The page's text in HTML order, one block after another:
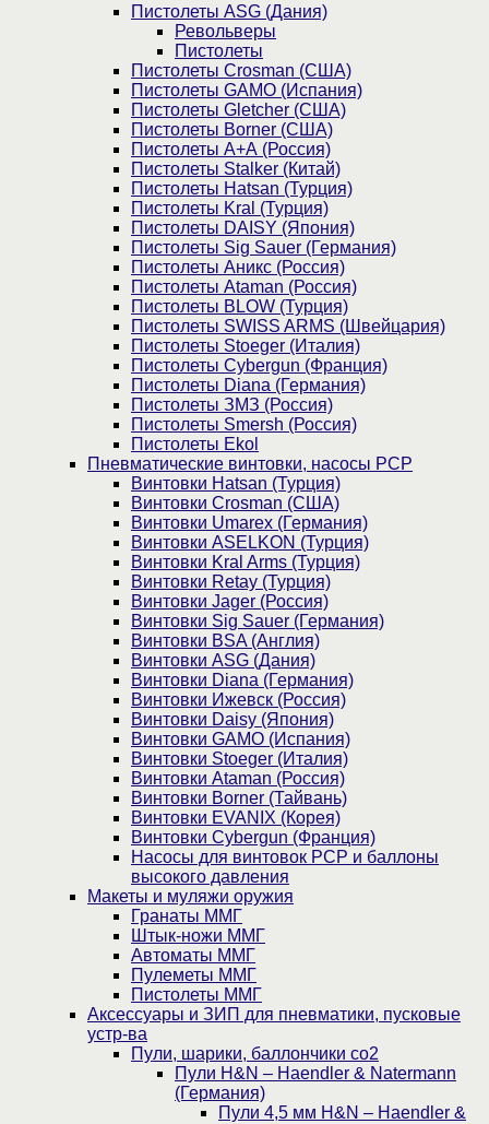
Пистолеты ASG (Дания)
Револьверы
Пистолеты
Пистолеты Crosman (США)
Пистолеты GAMO (Испания)
Пистолеты Gletcher (США)
Пистолеты Borner (США)
Пистолеты А+А (Россия)
Пистолеты Stalker (Китай)
Пистолеты Hatsan (Турция)
Пистолеты Kral (Турция)
Пистолеты DAISY (Япония)
Пистолеты Sig Sauer (Германия)
Пистолеты Аникс (Россия)
Пистолеты Ataman (Россия)
Пистолеты BLOW (Турция)
Пистолеты SWISS ARMS (Швейцария)
Пистолеты Stoeger (Италия)
Пистолеты Cybergun (Франция)
Пистолеты Diana (Германия)
Пистолеты ЗМЗ (Россия)
Пистолеты Smersh (Россия)
Пистолеты Ekol
Пневматические винтовки, насосы PCP
Винтовки Hatsan (Турция)
Винтовки Crosman (США)
Винтовки Umarex (Германия)
Винтовки ASELKON (Турция)
Винтовки Kral Arms (Турция)
Винтовки Retay (Турция)
Винтовки Jager (Россия)
Винтовки Sig Sauer (Германия)
Винтовки BSA (Англия)
Винтовки ASG (Дания)
Винтовки Diana (Германия)
Винтовки Ижевск (Россия)
Винтовки Daisy (Япония)
Винтовки GAMO (Испания)
Винтовки Stoeger (Италия)
Винтовки Ataman (Россия)
Винтовки Borner (Тайвань)
Винтовки EVANIX (Корея)
Винтовки Cybergun (Франция)
Насосы для винтовок PCP и баллоны
высокого давления
Макеты и муляжи оружия
Гранаты ММГ
Штык-ножи ММГ
Автоматы ММГ
Пулеметы ММГ
Пистолеты ММГ
Аксессуары и ЗИП для пневматики, пусковые
устр-ва
Пули, шарики, баллончики со2
Пули H&N – Haendler & Natermann
(Германия)
Пули 4,5 мм H&N – Haendler &